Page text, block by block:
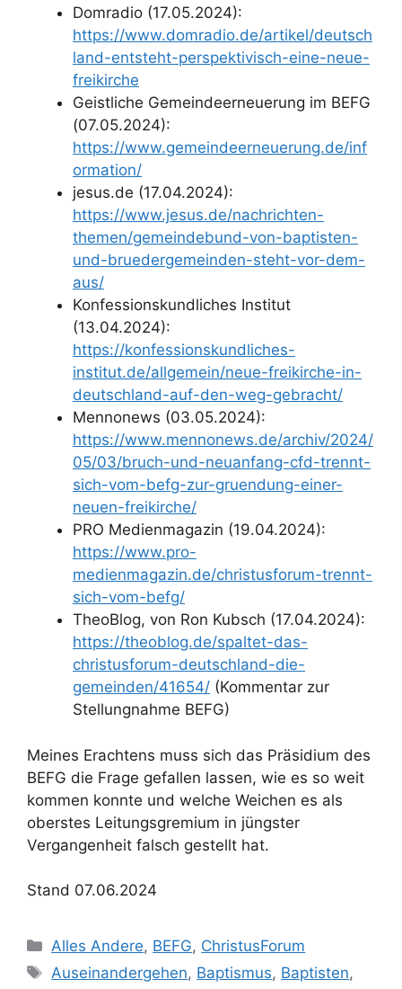
Domradio (17.05.2024):
https://www.domradio.de/artikel/deutsch
land-entsteht-perspektivisch-eine-neue-
freikirche
Geistliche Gemeindeerneuerung im BEFG
(07.05.2024):
https://www.gemeindeerneuerung.de/inf
ormation/
jesus.de (17.04.2024):
https://www.jesus.de/nachrichten-
themen/gemeindebund-von-baptisten-
und-bruedergemeinden-steht-vor-dem-
aus/
Konfessionskundliches Institut
(13.04.2024):
https://konfessionskundliches-
institut.de/allgemein/neue-freikirche-in-
deutschland-auf-den-weg-gebracht/
Mennonews (03.05.2024):
https://www.mennonews.de/archiv/2024/
05/03/bruch-und-neuanfang-cfd-trennt-
sich-vom-befg-zur-gruendung-einer-
neuen-freikirche/
PRO Medienmagazin (19.04.2024):
https://www.pro-
medienmagazin.de/christusforum-trennt-
sich-vom-befg/
TheoBlog, von Ron Kubsch (17.04.2024):
https://theoblog.de/spaltet-das-
christusforum-deutschland-die-
gemeinden/41654/ (Kommentar zur
Stellungnahme BEFG)
Meines Erachtens muss sich das Präsidium des
BEFG die Frage gefallen lassen, wie es so weit
kommen konnte und welche Weichen es als
oberstes Leitungsgremium in jüngster
Vergangenheit falsch gestellt hat.
Stand 07.06.2024
Kategorien
Alles Andere, BEFG, ChristusForum
Schlagwörter
Auseinandergehen, Baptismus, Baptisten,